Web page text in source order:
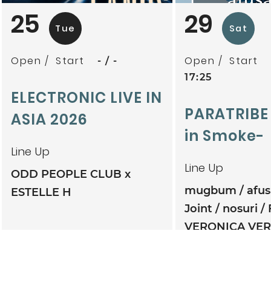
25 Tue
Open Start - -
ELECTRONIC LIVE IN
ASIA 2026
Line Up
ODD PEOPLE CLUB x
ESTELLE H
29 Sat
Open Start
17:25
in Smoke-
Line Up
mugbum
Joint
nosuri
VERONICA